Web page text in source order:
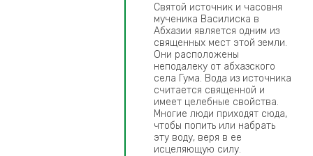
Святой источник и часовня
мученика Василиска в
Абхазии является одним из
священных мест этой земли.
Они расположены
неподалеку от абхазского
села Гума. Вода из источника
считается священной и
имеет целебные свойства.
Многие люди приходят сюда,
чтобы попить или набрать
эту воду, веря в ее
исцеляющую силу.